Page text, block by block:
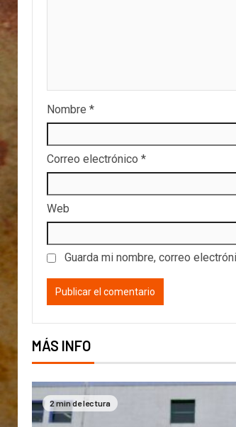
Nombre *
Correo electrónico *
Web
Guarda mi nombre, correo
MÁS INFO
2 min de lectura